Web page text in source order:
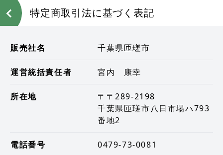
特定商取引法に基づく表記
販売社名 千葉県匝瑳市
運営統括責任者 宮内 康幸
所在地
〒〒289-2198
千葉県匝瑳市八日市場ハ793
番地2
電話番号 0479-73-0081